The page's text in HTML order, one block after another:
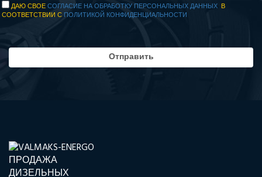
ДАЮ СВОЕСОГЛАСИЕ НА ОБРАБОТКУ ПЕРСОНАЛЬНЫХ ДАННЫХ В
СООТВЕТСТВИИ С ПОЛИТИКОЙ КОНФИДЕНЦИАЛЬНОСТИ